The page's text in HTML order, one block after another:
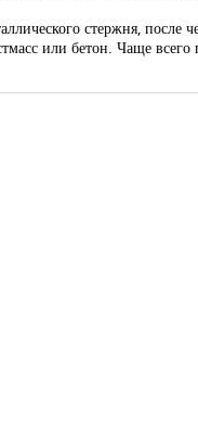
стержня, после
или бетон. Чаще